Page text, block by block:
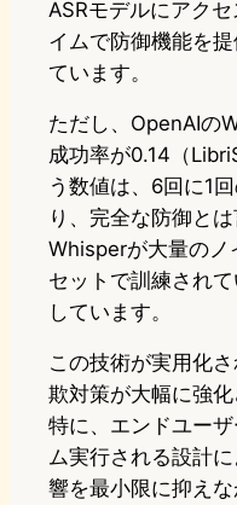
ASRモデルにアク
イムで防御機能を
ています。
ただし、OpenAIの
成功率が0.14（
う数値は、6回に1
り、完全な防御と
Whisperが大量のノ
セットで訓練され
しています。
この技術が実用化
欺対策が大幅に強化
特に、エンドユー
ム実行される設計
響を最小限に抑え